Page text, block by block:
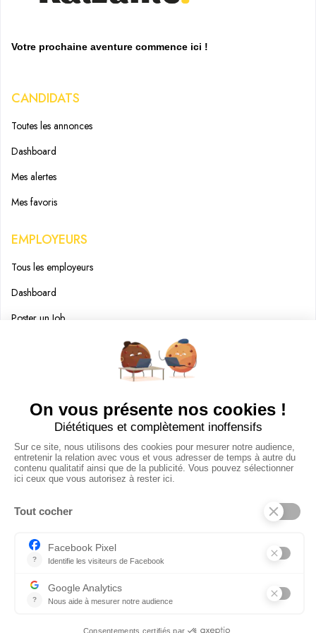
Votre prochaine aventure commence ici !
CANDIDATS
Toutes les annonces
Dashboard
Mes alertes
Mes favoris
EMPLOYEURS
Tous les employeurs
Dashboard
Poster un Job
Ajouter mon salon
CGU
Conditions Générales de Vente
© 2024 Raizume. Tous droits réservés.